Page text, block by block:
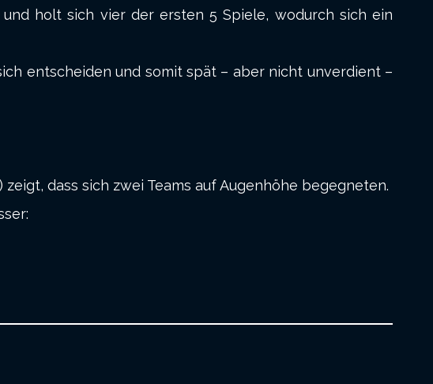
holt sich vier der ersten 5 Spiele, wodurch sich ein
entscheiden und somit spät – aber nicht unverdient –
dass sich zwei Teams auf Augenhöhe begegneten.